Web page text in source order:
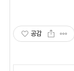
공감